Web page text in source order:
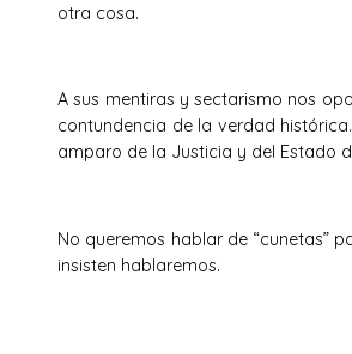
otra cosa.
A sus mentiras y sectarismo nos
contundencia de la verdad
amparo de la Justicia y del Estado
No queremos hablar de “cunetas”
insisten hablaremos.